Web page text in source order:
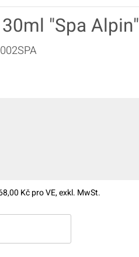
"Spa Alpin"
Kč pro VE, exkl. MwSt.